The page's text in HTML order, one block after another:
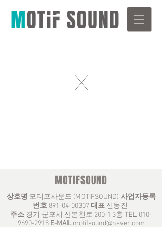
X
MOTIFSOUND
상호명 모티프사운드 (MOTIFSOUND) 사업자등록
번호 891-04-00307대표 신동진
주소 경기 군포시 산본천로 200-1 3층 TEL. 010-
9690-2918 E-MAIL motifsound@naver.com